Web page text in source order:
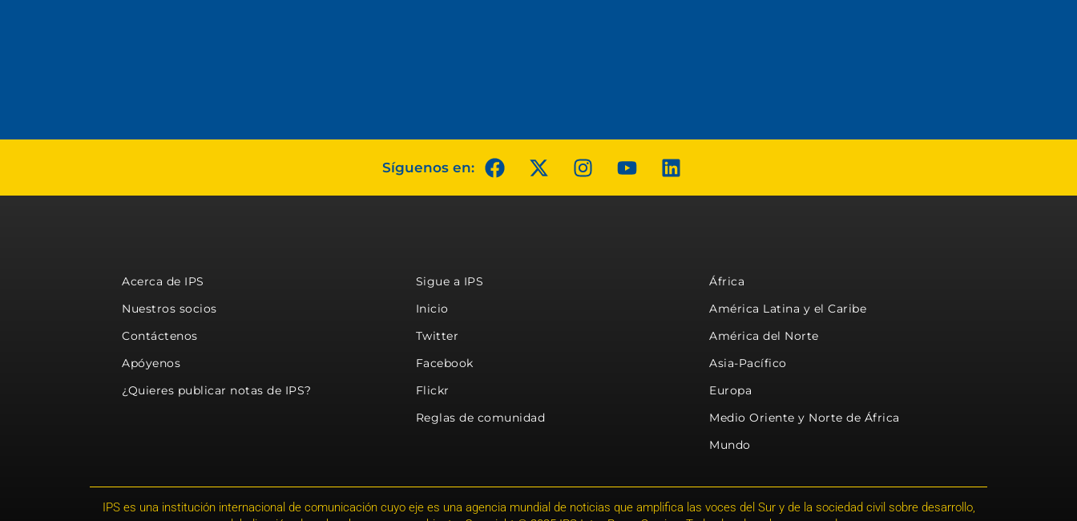
Síguenos en:
Acerca de IPS
Nuestros socios
Contáctenos
Apóyenos
¿Quieres publicar notas de IPS?
Sigue a IPS
Inicio
Twitter
Facebook
Flickr
Reglas de comunidad
África
América Latina y el Caribe
América del Norte
Asia-Pacífico
Europa
Medio Oriente y Norte de África
Mundo
IPS es una institución internacional de comunicación cuyo eje es una agencia mundial de noticias que amplifica las voces del Sur y de la sociedad civil sobre desarrollo,